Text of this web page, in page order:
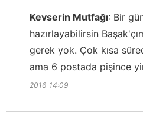
Kevserin Mutfağı: Bir
hazırlayabilirsin
gerek yok. Çok kısa
ama 6 postada pişince
2016 14:09